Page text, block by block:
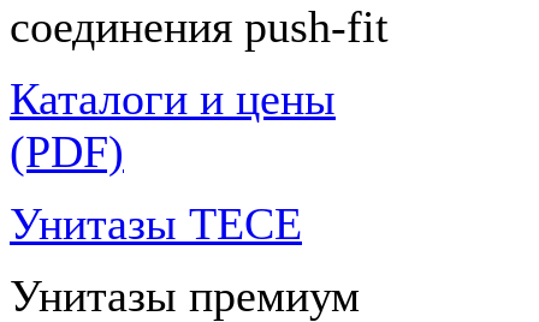
соединения push-fit
Каталоги и цены
(PDF)
Унитазы TECE
Унитазы премиум